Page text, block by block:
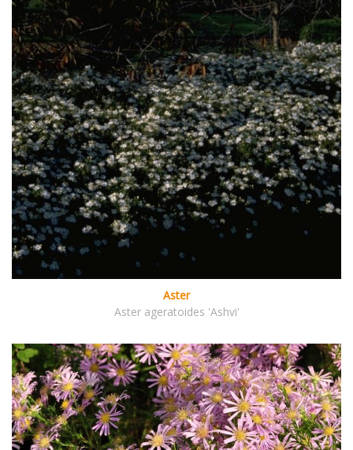
Aster
Aster ageratoides 'Ashvi'